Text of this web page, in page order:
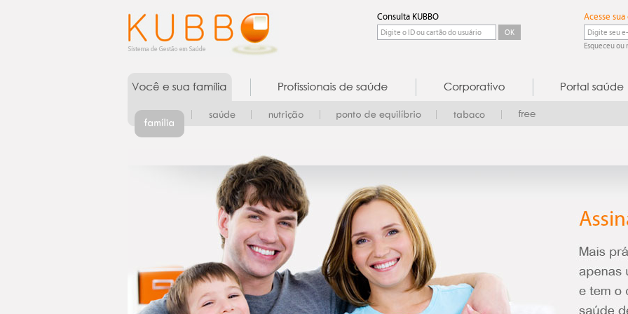
Acesse sua
Esqueceu ou
Consulta KUBBO